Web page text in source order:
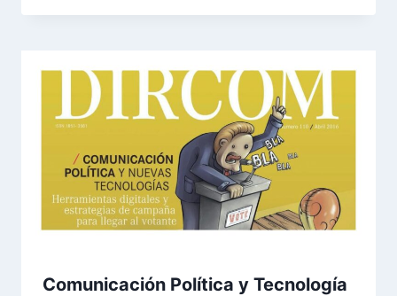
Comunicación Política y Tecnología